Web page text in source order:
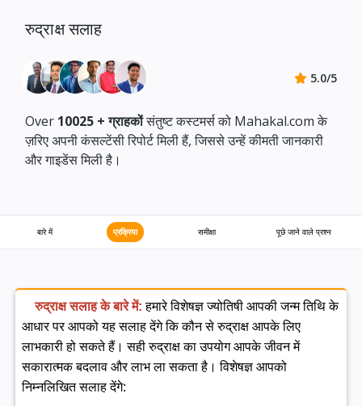
रुद्राक्ष सलाह
5.0/5
Over 10025 + ग्राहकोंसंतुष्ट कस्टमर्स को Mahakal.com के
ज़रिए अपनी कंसल्टेंसी रिपोर्ट मिली हैं, जिससे उन्हें कीमती जानकारी
और गाइडेंस मिली है।
बारे में प्रक्रिया समीक्षा पूछे जाने वाले प्रश्न
रुद्राक्ष सलाह के बारे में: हमारे विशेषज्ञ ज्योतिषी आपकी जन्म तिथि के
आधार पर आपको यह सलाह देंगे कि कौन से रुद्राक्ष आपके लिए
लाभकारी हो सकते हैं। सही रुद्राक्ष का उपयोग आपके जीवन में
सकारात्मक बदलाव और लाभ ला सकता है। विशेषज्ञ आपको
निम्नलिखित सलाह देंगे: